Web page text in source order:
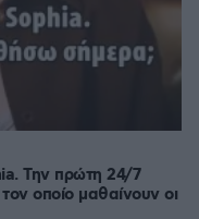
Την πρώτη 24/7
οποίο μαθαίνουν οι